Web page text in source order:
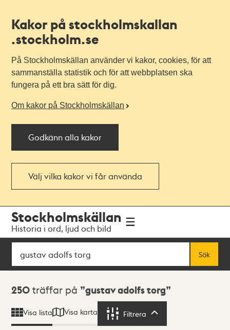
Kakor på stockholmskallan
.stockholm.se
På Stockholmskällan använder vi kakor, cookies, för att
sammanställa statistik och för att webbplatsen ska
fungera på ett bra sätt för dig.
Om kakor på Stockholmskällan
Godkänn alla kakor
Välj vilka kakor vi får använda
navigationen
huvudinnehållet
Stockholmskällan
Historia i ord, ljud och bild
Sök
Sök
Sökresultat
250 träffar på gustav adolfs torg
Visa lista Visa karta Filtrera